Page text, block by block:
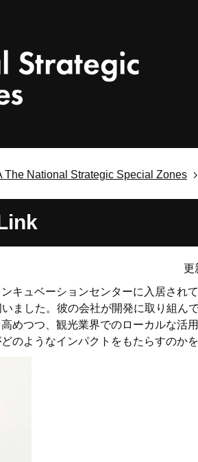
The National Strategic Special Zones
更
キュベーションセンターに入居され
ました。彼の会社が開発に取り組ん
めつつ、観光業界でのローカルな活
のようなインパクトをもたらすのかを